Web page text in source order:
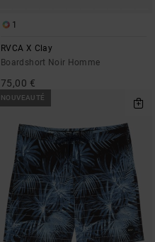
1
RVCA X Clay
Boardshort Noir Homme
75,00 €
NOUVEAUTÉ